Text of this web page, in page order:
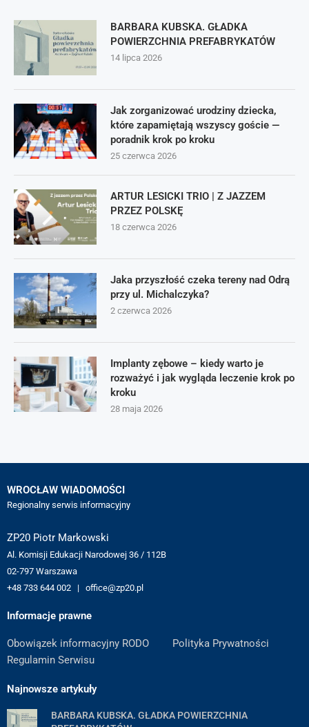
BARBARA KUBSKA. GŁADKA
POWIERZCHNIA PREFABRYKATÓW
14 lipca 2026
Jak zorganizować urodziny dziecka,
które zapamiętają wszyscy goście —
poradnik krok po kroku
25 czerwca 2026
ARTUR LESICKI TRIO | Z JAZZEM
PRZEZ POLSKĘ
18 czerwca 2026
Jaka przyszłość czeka tereny nad Odrą
przy ul. Michalczyka?
2 czerwca 2026
Implanty zębowe – kiedy warto je
rozważyć i jak wygląda leczenie krok po
kroku
28 maja 2026
WROCŁAW WIADOMOŚCI
Regionalny serwis informacyjny
ZP20 Piotr Markowski
Al. Komisji Edukacji Narodowej 36 / 112B
02-797 Warszawa
+48 733 644 002 | office@zp20.pl
Informacje prawne
Obowiązek informacyjny RODO
Polityka Prywatności
Regulamin Serwisu
Najnowsze artykuły
BARBARA KUBSKA. GŁADKA POWIERZCHNIA